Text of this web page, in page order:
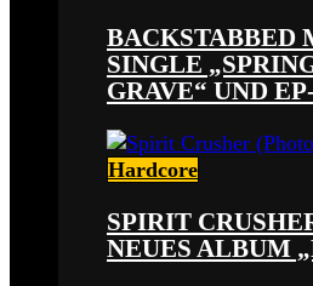
BACKSTABBED
SINGLE
GRAVE“ UND
Hardcore
SPIRIT
NEUES ALBUM